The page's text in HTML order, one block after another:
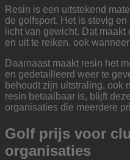
Resin is een uitstekend
de golfsport. Het is stevig
licht van gewicht. Dat
en uit te reiken, ook
Daarnaast maakt resin het
en gedetailleerd weer te
behoudt zijn uitstraling, ook
resin betaalbaar is, blijft
organisaties die meerdere
Golf prijs voor
organisaties